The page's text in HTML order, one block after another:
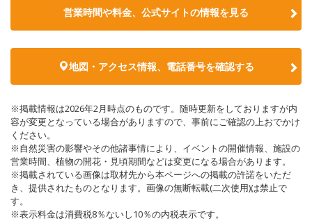
営業時間や料金、公式サイトの情報を見る
地図・アクセス情報、電話番号を確認する
※掲載情報は2026年2月時点のものです。随時更新をしておりますが内
容が変更となっている場合がありますので、事前にご確認の上おでかけ
ください。
※自然災害の影響やその他諸事情により、イベントの開催情報、施設の
営業時間、植物の開花・見頃期間などは変更になる場合があります。
※掲載されている画像は取材先から本ページへの掲載の許諾をいただ
き、提供されたものとなります。画像の無断転載(二次使用)は禁止で
す。
※表示料金は消費税8％ないし10％の内税表示です。